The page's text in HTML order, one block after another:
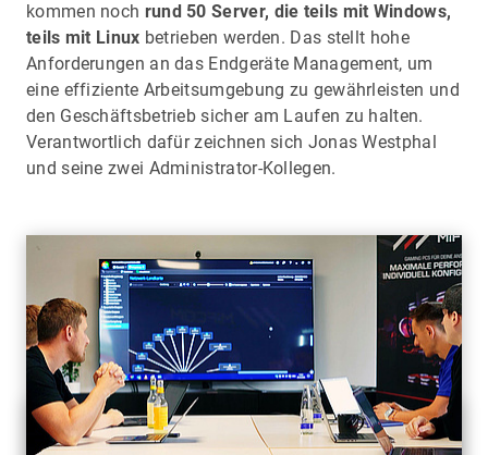
kommen noch rund 50 Server, die teils mit Windows,
teils mit Linux betrieben werden. Das stellt hohe
Anforderungen an das Endgeräte Management, um
eine effiziente Arbeitsumgebung zu gewährleisten und
den Geschäftsbetrieb sicher am Laufen zu halten.
Verantwortlich dafür zeichnen sich Jonas Westphal
und seine zwei Administrator-Kollegen.